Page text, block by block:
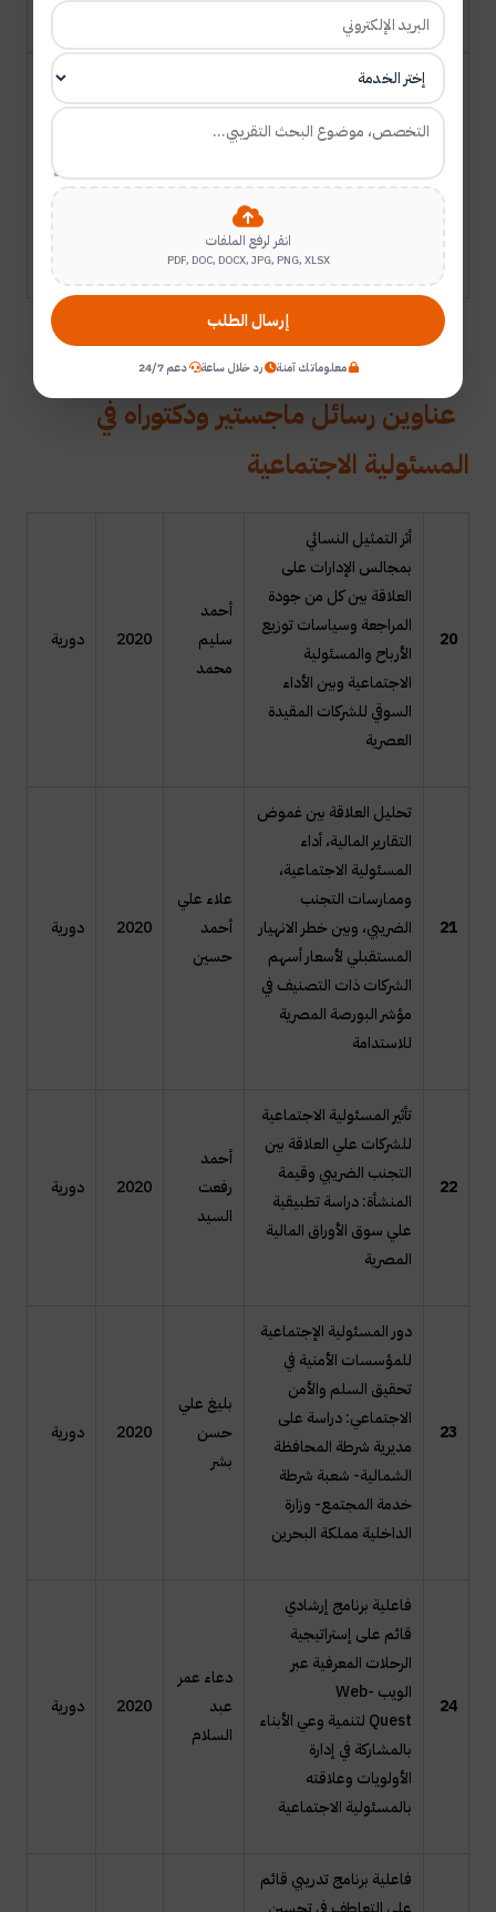
السعودية
19
فعالية العلاج النفسي
الواقعي في خفض
اضطراب الشخصية
وتحسين المسئولية
محمد
مسعد عبد
مطاوع أبو
رياح
دورية
عناوين رسائل ماجستير ودكتوراه في
المسئولية الاجتماعية
20
أثر التمثيل النسائي
بمجالس الإدارات على
العلاقة بين كل من جودة
المراجعة وسياسات توزيع
الأرباح والمسئولية
الاجتماعية وبين الأداء
السوقي للشركات المقيدة
العصرية
أحمد
سليم
محمد
2020 دورية
21
تحلیل العلاقة بین غموض
التقاریر المالیة، أداء
المسئولیة الاجتماعیة،
وممارسات التجنب
الضریبي، وبین خطر الانهیار
المستقبلي لأسعار أسهم
الشرکات ذات التصنیف في
مؤشر البورصة المصریة
للاستدامة
علاء علي
أحمد
حسين
2020 دورية
22
تأثير المسئولية الاجتماعية
للشركات علي العلاقة بين
التجنب الضريبي وقيمة
المنشأة: دراسة تطبيقية
علي سوق الأوراق المالية
المصرية
أحمد
رفعت
السيد
2020 دورية
23
دور المسئولية الإجتماعية
للمؤسسات الأمنية في
تحقيق السلم والأمن
الاجتماعي: دراسة على
مديرية شرطة المحافظة
الشمالية- شعبة شرطة
خدمة المجتمع- وزارة
الداخلية مملكة البحرين
بليغ علي
حسن
بشر
2020 دورية
24
فاعلية برنامج إرشادي
قائم على إستراتيجية
الرحلات المعرفية عبر
الويب Web-
Quest لتنمية وعي الأبناء
بالمشاركة في إدارة
الأولويات وعلاقته
بالمسئولية الاجتماعية
دعاء عمر
عبد
السلام
2020 دورية
فاعلية برنامج تدريبي قائم
انقر لرفع الملفات
PDF, DOC, DOCX, JPG, PNG, XLSX
إرسال الطلب
معلوماتك آمنة رد خلال ساعة دعم 24/7